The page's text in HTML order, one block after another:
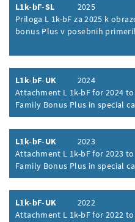
L1k-bF-SL
2025
Priloga L 1k-bF za 2025 k
bonus Plus v posebnih
Inhalt aufklappen
L1k-bF-UK
2024
Attachment L 1k-bF for 2024
Family Bonus Plus in special
Inhalt aufklappen
L1k-bF-UK
2023
Attachment L 1k-bF for 2023
Family Bonus Plus in special
Inhalt aufklappen
L1k-bF-UK
2022
Attachment L 1k-bF for 2022